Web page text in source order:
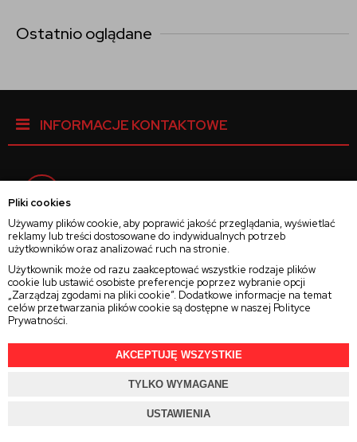
Pliki cookies
Używamy plików cookie, aby poprawić jakość przeglądania, wyświetlać
reklamy lub treści dostosowane do indywidualnych potrzeb
użytkowników oraz analizować ruch na stronie.
Użytkownik może od razu zaakceptować wszystkie rodzaje plików
cookie lub ustawić osobiste preferencje poprzez wybranie opcji
„Zarządzaj zgodami na pliki cookie”. Dodatkowe informacje na temat
celów przetwarzania plików cookie są dostępne w naszej Polityce
Prywatności.
AKCEPTUJĘ WSZYSTKIE
TYLKO WYMAGANE
USTAWIENIA
Ostatnio oglądane
INFORMACJE KONTAKTOWE
Instagram
Twitter
2025 © Wszelkie Prawa ZastrzeżoneRajsoczewek.pl